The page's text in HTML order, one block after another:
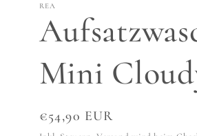
REA
Mini
Normaler
€54,90 EUR